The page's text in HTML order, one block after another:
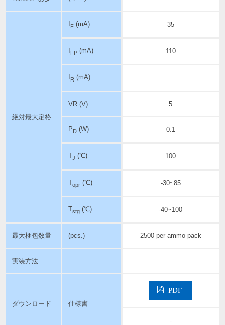
絶対最大定格
F(mA) 35
FP(mA) 110
R (mA)
VR (V) 5
PD(W) 0.1
TJ (℃) 100
Topr(℃) -30~85
Tstg(℃) -40~100
最大梱包数量 (pcs.) 2500 per ammo pack
実装方法
ダウンロード 仕様書
PDF
-